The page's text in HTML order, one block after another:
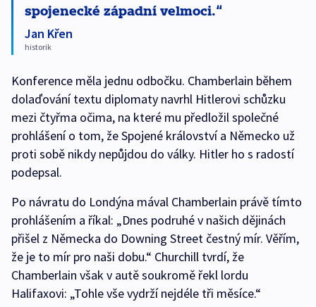
spojenecké západní velmoci.
Jan Křen
historik
Konference měla jednu odbočku. Chamberlain během
dolaďování textu diplomaty navrhl Hitlerovi schůzku
mezi čtyřma očima, na které mu předložil společné
prohlášení o tom, že Spojené království a Německo už
proti sobě nikdy nepůjdou do války. Hitler ho s radostí
podepsal.
Po návratu do Londýna mával Chamberlain právě tímto
prohlášením a říkal: „Dnes podruhé v našich dějinách
přišel z Německa do Downing Street čestný mír. Věřím,
že je to mír pro naši dobu.“ Churchill tvrdí, že
Chamberlain však v autě soukromě řekl lordu
Halifaxovi: „Tohle vše vydrží nejdéle tři měsíce.“